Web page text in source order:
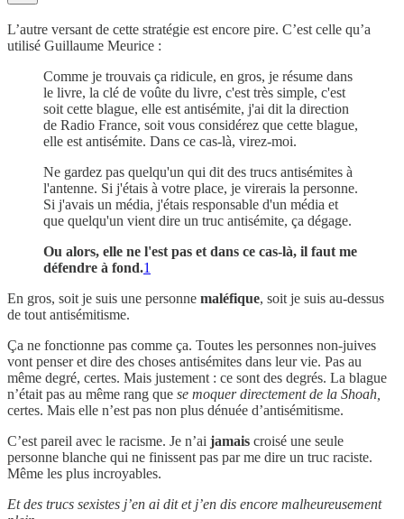
L’autre versant de cette stratégie est encore pire. C’est celle qu’a
utilisé Guillaume Meurice :
Comme je trouvais ça ridicule, en gros, je résume dans
le livre, la clé de voûte du livre, c'est très simple, c'est
soit cette blague, elle est antisémite, j'ai dit la direction
de Radio France, soit vous considérez que cette blague,
elle est antisémite. Dans ce cas-là, virez-moi.
Ne gardez pas quelqu'un qui dit des trucs antisémites à
l'antenne. Si j'étais à votre place, je virerais la personne.
Si j'avais un média, j'étais responsable d'un média et
que quelqu'un vient dire un truc antisémite, ça dégage.
Ou alors, elle ne l'est pas et dans ce cas-là, il faut me
défendre à fond.1
En gros, soit je suis une personne maléfique, soit je suis au-dessus
de tout antisémitisme.
Ça ne fonctionne pas comme ça. Toutes les personnes non-juives
vont penser et dire des choses antisémites dans leur vie. Pas au
même degré, certes. Mais justement : ce sont des degrés. La blague
n’était pas au même rang que se moquer directement de la Shoah,
certes. Mais elle n’est pas non plus dénuée d’antisémitisme.
C’est pareil avec le racisme. Je n’ai jamais croisé une seule
personne blanche qui ne finissent pas par me dire un truc raciste.
Même les plus incroyables.
Et des trucs sexistes j’en ai dit et j’en dis encore malheureusement